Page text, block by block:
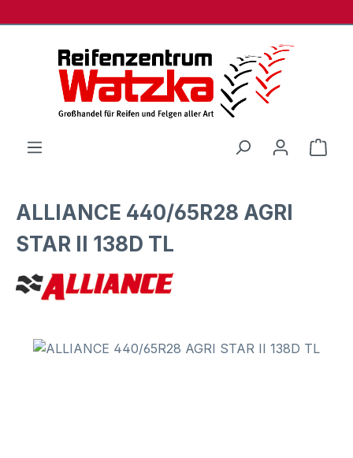
ALLIANCE 440/65R28 AGRI
STAR II 138D TL
Bildergalerie überspringen